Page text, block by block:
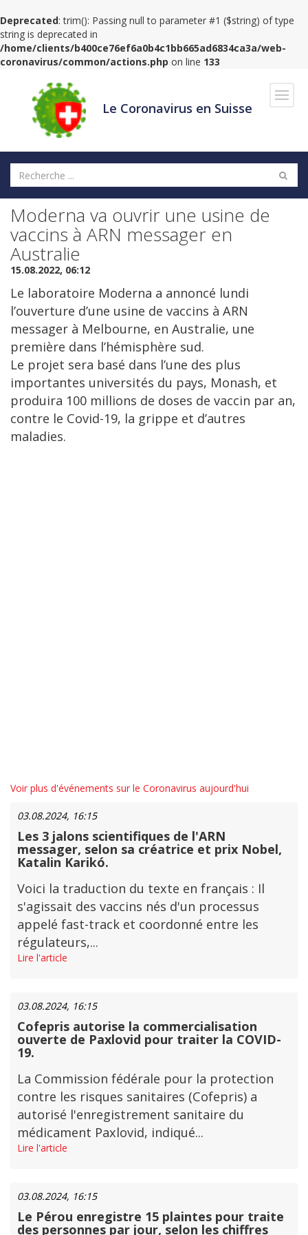
Deprecated: trim(): Passing null to parameter #1 ($string) of type
string is deprecated in
/home/clients/b400ce76ef6a0b4c1bb665ad6834ca3a/web-
coronavirus/common/actions.php on line 133
Le Coronavirus en Suisse
Moderna va ouvrir une usine de
vaccins à ARN messager en
Australie
15.08.2022, 06:12
Le laboratoire Moderna a annoncé lundi
l’ouverture d’une usine de vaccins à ARN
messager à Melbourne, en Australie, une
première dans l’hémisphère sud.
Le projet sera basé dans l’une des plus
importantes universités du pays, Monash, et
produira 100 millions de doses de vaccin par an,
contre le Covid-19, la grippe et d’autres
maladies.
Voir plus d'événements sur le Coronavirus aujourd'hui
03.08.2024, 16:15
Les 3 jalons scientifiques de l'ARN
messager, selon sa créatrice et prix Nobel,
Katalin Karikó.
Voici la traduction du texte en français : Il
s'agissait des vaccins nés d'un processus
appelé fast-track et coordonné entre les
régulateurs,...
Lire l'article
03.08.2024, 16:15
Cofepris autorise la commercialisation
ouverte de Paxlovid pour traiter la COVID-
19.
La Commission fédérale pour la protection
contre les risques sanitaires (Cofepris) a
autorisé l'enregistrement sanitaire du
médicament Paxlovid, indiqué...
Lire l'article
03.08.2024, 16:15
Le Pérou enregistre 15 plaintes pour traite
des personnes par jour, selon les chiffres